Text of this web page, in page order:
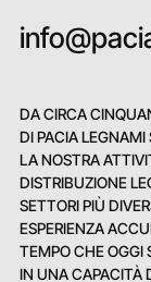
DA CIRCA
DI PACIA LEGNAMI
LA NOSTRA
DISTRIBUZIONE
SETTORI PIÙ
ESPERIENZA
TEMPO CHE OGGI
IN UNA CAPACITÀ